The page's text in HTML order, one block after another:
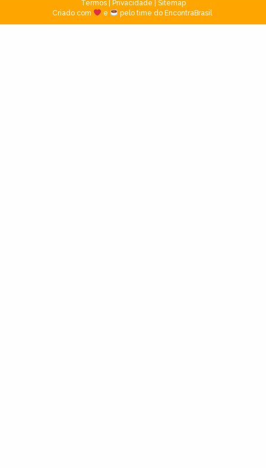
Termos| Privacidade
Sitemap
Criado com
e pelo time do EncontraBrasil